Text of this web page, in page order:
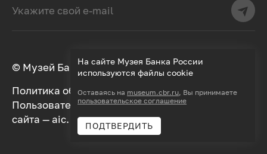
© Музей Банка России, 2000–2026
Политика обработки персональных данных
Пользовательское соглашение
сайта — aic. Разработка —
На сайте Музея Банка России
используются файлы cookie
Оставаясь на museum.cbr.ru, Вы принимаете
пользовательское соглашение
ПОДТВЕРДИТЬ